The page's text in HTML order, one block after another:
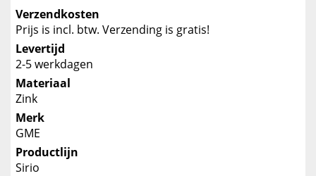
Verzendkosten
Prijs is incl. btw. Verzending is gratis!
Levertijd
2-5 werkdagen
Materiaal
Zink
Merk
GME
Productlijn
Sirio